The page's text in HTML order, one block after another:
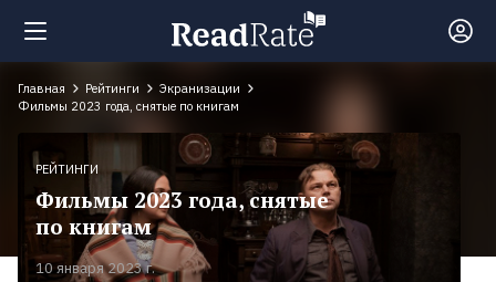
Поиск
Новости
Рейтинги
Главная Рейтинги
Экранизации
Фильмы 2023 года, снятые по книгам
РЕЙТИНГИ
Фильмы 2023 года, снятые
по книгам
10 января 2023 г.